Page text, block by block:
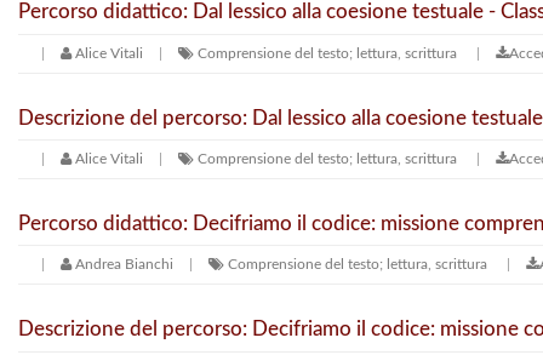
Percorso didattico: Dal lessico alla coesione testuale -
Alice Vitali Comprensione del testo; lettura, scrittura
Descrizione del percorso: Dal lessico alla coesione testuale
Alice Vitali Comprensione del testo; lettura, scrittura
Percorso didattico: Decifriamo il codice: missione
Andrea Bianchi Comprensione del testo; lettura, scrittura
Descrizione del percorso: Decifriamo il codice: missione